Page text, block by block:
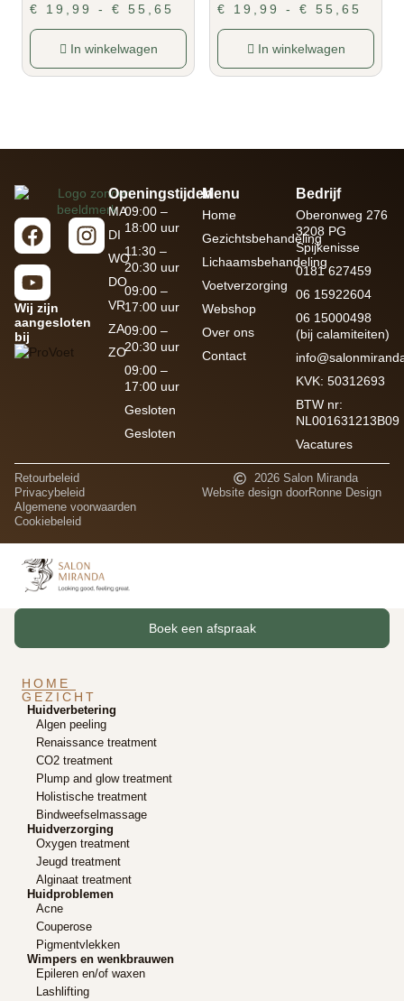
€
19,99 - € 55,65
In winkelwagen
€
19,99 - € 55,65
In winkelwagen
Wij zijn
aangesloten
bij
Openingstijden
MA
DI
WO
DO
VR
ZA
ZO
09:00 –
18:00 uur
11:30 –
20:30 uur
09:00 –
17:00 uur
09:00 –
20:30 uur
09:00 –
17:00 uur
Gesloten
Gesloten
Menu
Home
Gezichtsbehandeling
Lichaamsbehandeling
Voetverzorging
Webshop
Over ons
Contact
Bedrijf
Oberonweg 276
3208 PG
Spijkenisse
0181 627459
06 15922604
06 15000498
(bij calamiteiten)
KVK: 50312693
BTW nr:
NL001631213B09
Vacatures
2026 Salon Miranda
Website design doorRonne Design
Retourbeleid
Privacybeleid
Algemene voorwaarden
Cookiebeleid
Boek een afspraak
HOME
GEZICHT
Huidverbetering
Algen peeling
Renaissance treatment
CO2 treatment
Plump and glow treatment
Holistische treatment
Bindweefselmassage
Huidverzorging
Oxygen treatment
Jeugd treatment
Alginaat treatment
Huidproblemen
Acne
Couperose
Pigmentvlekken
Wimpers en wenkbrauwen
Epileren en/of waxen
Lashlifting